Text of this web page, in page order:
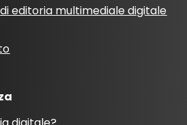
editoria multimediale digitale